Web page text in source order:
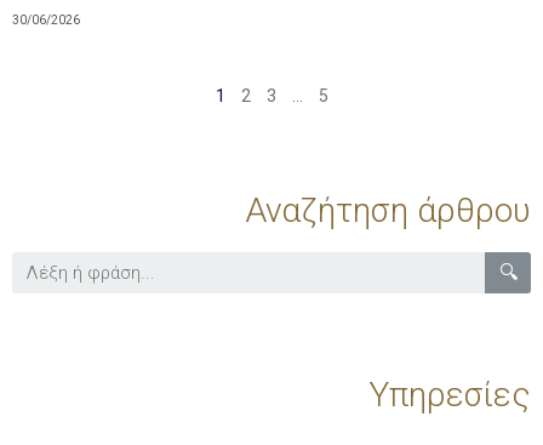
30/06/2026
1 2 3 5
Αναζήτηση άρθρου
🔍
Υπηρεσίες